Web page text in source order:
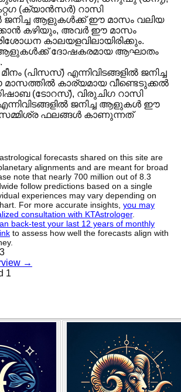
(ക്യാൻസർ) റാസി
ജനിച്ച ആളുകൾക്ക് ഈ മാസം വലിയ
കഴിയും, അവർ ഈ മാസം
കാലയളവിലായിരിക്കും.
ദോഷകരമായ ആഘാതം
(പിസസ്) എന്നിവിടങ്ങളിൽ ജനിച്ച
കാര്യമായ വീണ്ടെടുക്കൽ
(ടോറസ്), വിരുചിഗ റാസി
ജനിച്ച ആളുകൾ ഈ
ഫലങ്ങൾ കാണുന്നത്
forecasts shared on this site are
alignments and are meant for broad
note that nearly 700 million out of 8.3
follow predictions based on a single
experiences may vary depending on
For more accurate insights, you may
consultation with KTAstrologer.
back-test your last 12 years of monthly
to assess how well the forecasts align with
→
1